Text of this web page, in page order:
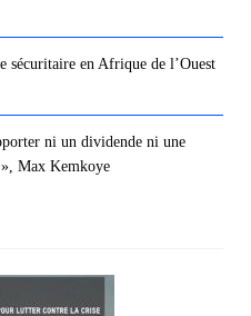
sécuritaire en Afrique de l’Ouest
ni un dividende ni une
Max Kemkoye